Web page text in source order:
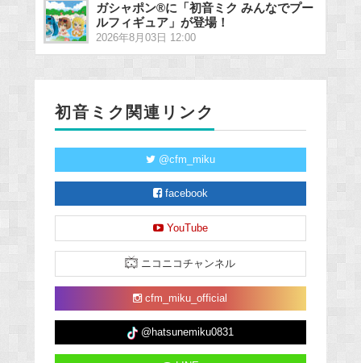
ガシャポン®に「初音ミク みんなでプー
ルフィギュア」が登場！
2026年8月03日 12:00
初音ミク関連リンク
@cfm_miku
facebook
YouTube
ニコニコチャンネル
cfm_miku_official
@hatsunemiku0831